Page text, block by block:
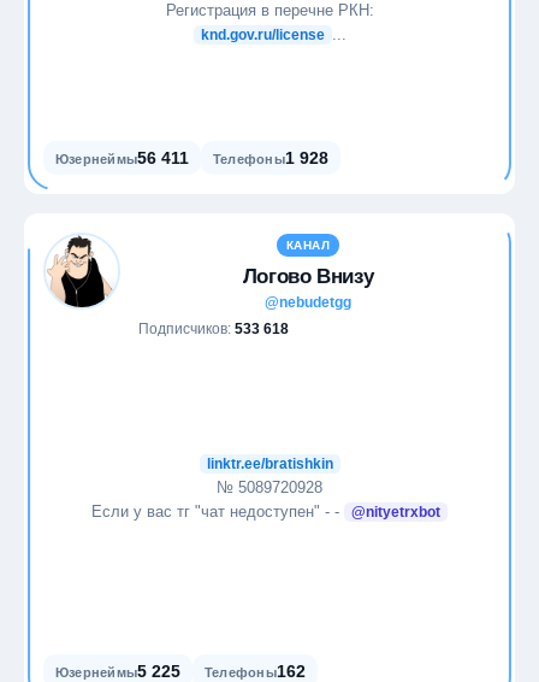
Стартапы
Фитнес
Фотография
Регистрация в перечне РКН:
knd.gov.ru/license
Юзернеймы56 411 Телефоны1 928
КАНАЛ
Логово Внизу
@nebudetgg
Подписчиков: 533 618
linktr.ee/bratishkin
№ 5089720928
Если у вас тг "чат недоступен" - -
@nityetrxbot
Юзернеймы5 225 Телефоны162